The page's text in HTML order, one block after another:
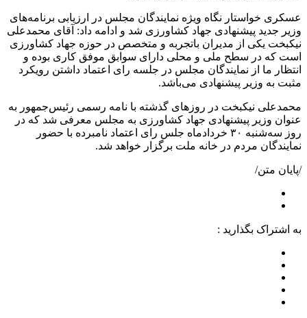
عسکری خواستار نگاه ویژه‌ نمایندگان مجلس در ارزیابی برنامه‌های
وزیر جدید پیشنهادی جهاد کشاورزی شد و ادامه داد: آقای محمدعلی
نیکبخت یکی از مدیران باتجربه و متخصص در حوزه جهاد کشاورزی
است که در سطح ملی و محلی دارای سوابق موفق کاری بوده و
انتظار ما از نمایندگان مجلس در جلسه رای اعتماد داشتن رویکرد
مثبت به وزیر پیشنهادی می‌باشد.
محمدعلی نیکبخت در روزهای گذشته با نامه رسمی رئیس‌جمهور به
عنوان وزیر پیشنهادی جهاد کشاورزی به مجلس معرفی شد که در
روز سه‌شنبه ۳۰ خردادماه جلس رای اعتماد نامبرده با حضور
نمایندگان مردم در خانه ملت برگزار خواهد شد.
/پایان متن/
به اشتراک بگذارید :